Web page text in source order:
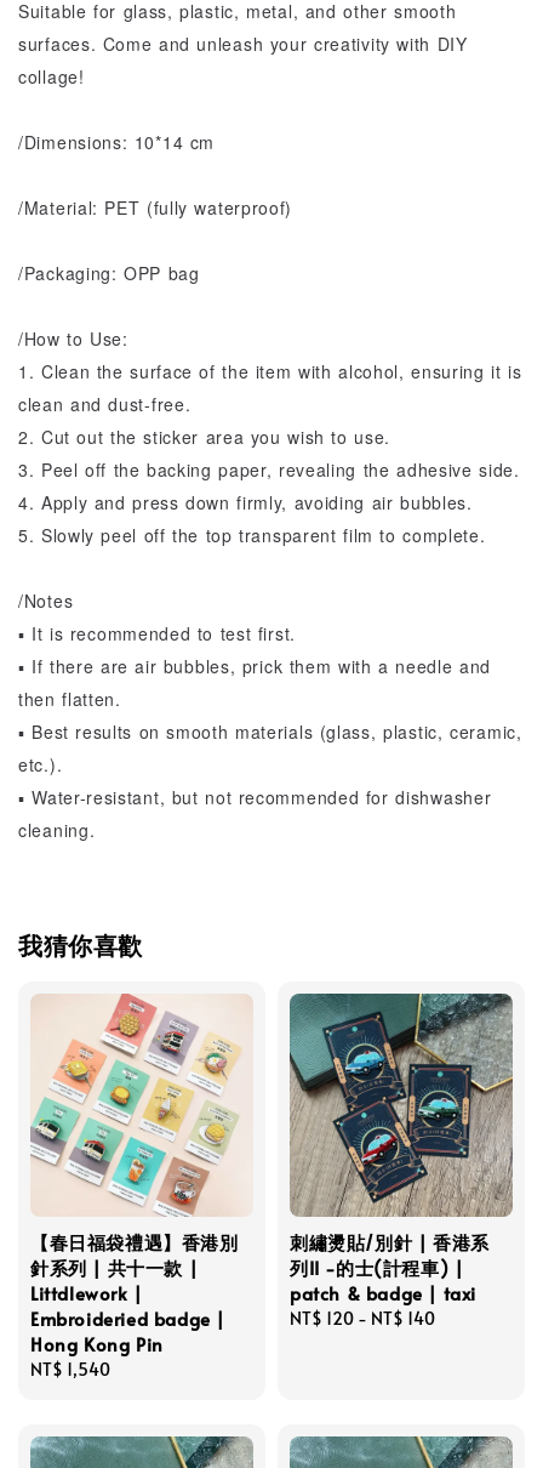
Suitable for glass, plastic, metal, and other smooth
surfaces. Come and unleash your creativity with DIY
collage!
/Dimensions: 10*14 cm
/Material: PET (fully waterproof)
/Packaging: OPP bag
/How to Use:
1. Clean the surface of the item with alcohol, ensuring it is
clean and dust-free.
2. Cut out the sticker area you wish to use.
3. Peel off the backing paper, revealing the adhesive side.
4. Apply and press down firmly, avoiding air bubbles.
5. Slowly peel off the top transparent film to complete.
/Notes
▪️ It is recommended to test first.
▪️ If there are air bubbles, prick them with a needle and
then flatten.
▪️ Best results on smooth materials (glass, plastic, ceramic,
etc.).
▪️ Water-resistant, but not recommended for dishwasher
cleaning.
我猜你喜歡
【春日福袋禮遇】香港別
針系列 | 共十一款 |
Littdlework |
Embroideried badge |
Hong Kong Pin
Regular
NT$ 1,540
刺繡燙貼/別針 | 香港系
列II -的士(計程車) |
patch & badge | taxi
Regular
NT$ 120 - NT$ 140